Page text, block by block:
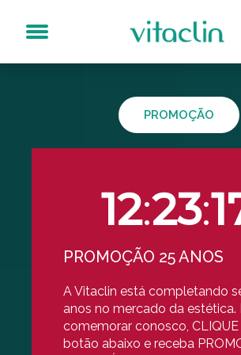
(Bigode Chinês)
Luz
MD
Avaliação Online ou Presencial
PROMOÇÃO
12:23:
PROMOÇÃO 25 ANOS
A Vitaclin está completando
anos no mercado da estética.
comemorar conosco, CLIQUE
botão abaixo e receba